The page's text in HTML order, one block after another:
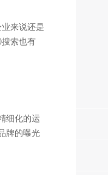
来说还是
搜索也有
售额的推
细化的运
牌的曝光